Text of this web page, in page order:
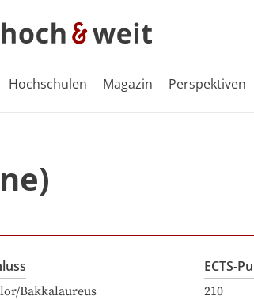
Hochschulen Magazin Perspektiven
Bakkalaureus
ECTS-
210